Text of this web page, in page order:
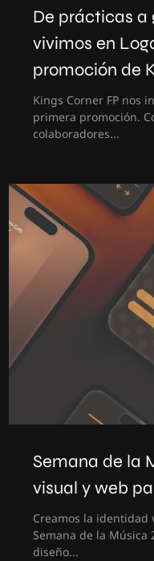
De prácticas a
vivimos en
promoción de
Kings Corner FP nos
primera promoción.
colaboradores...
Semana de la
visual y web
Creamos la identidad
Semana de la Música
diseño...